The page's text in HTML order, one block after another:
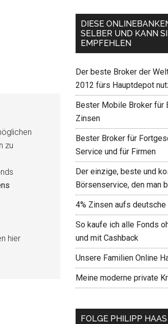
zu
hier
DIESE
SELBER UND KANN
EMPFEHLEN
Der beste Broker der
2012 fürs Hauptdepot
Bester Mobile Broker für
Zinsen
Bester Broker für
Service und für Firmen
Der einzige, beste und
Börsenservice, den man
4% Zinsen aufs
So kaufe ich alle Fonds
und mit Cashback
Unsere Familien Online
Meine moderne private
FOLGE PHILIPP